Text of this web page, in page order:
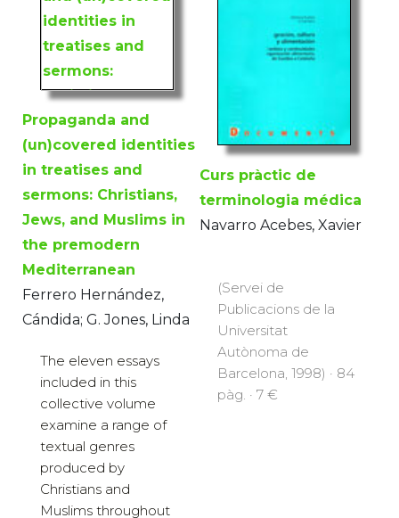
Propaganda and
(un)covered identities
in treatises and
sermons: Christians,
Jews, and Muslims in
the premodern
Mediterranean
Ferrero Hernández,
Cándida; G. Jones, Linda
The eleven essays
included in this
collective volume
examine a range of
textual genres
produced by
Christians and
Muslims throughout
Curs pràctic de
terminologia médica
Navarro Acebes, Xavier
(Servei de
Publicacions de la
Universitat
Autònoma de
Barcelona, 1998) · 84
pàg. · 7 €